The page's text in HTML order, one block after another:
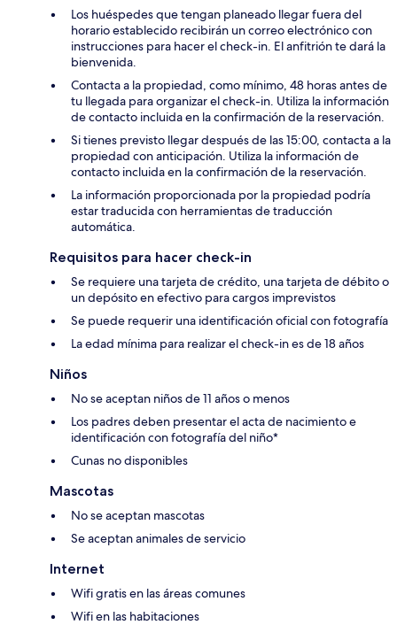
Los huéspedes que tengan planeado llegar fuera del
horario establecido recibirán un correo electrónico con
instrucciones para hacer el check-in. El anfitrión te dará la
bienvenida.
Contacta a la propiedad, como mínimo, 48 horas antes de
tu llegada para organizar el check-in. Utiliza la información
de contacto incluida en la confirmación de la reservación.
Si tienes previsto llegar después de las 15:00, contacta a la
propiedad con anticipación. Utiliza la información de
contacto incluida en la confirmación de la reservación.
La información proporcionada por la propiedad podría
estar traducida con herramientas de traducción
automática.
Requisitos para hacer check-in
Se requiere una tarjeta de crédito, una tarjeta de débito o
un depósito en efectivo para cargos imprevistos
Se puede requerir una identificación oficial con fotografía
La edad mínima para realizar el check-in es de 18 años
Niños
No se aceptan niños de 11 años o menos
Los padres deben presentar el acta de nacimiento e
identificación con fotografía del niño*
Cunas no disponibles
Mascotas
No se aceptan mascotas
Se aceptan animales de servicio
Internet
Wifi gratis en las áreas comunes
Wifi en las habitaciones